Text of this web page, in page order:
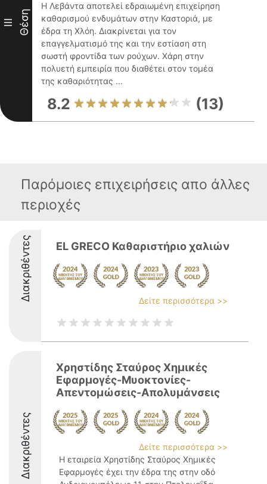
III Θέση
Η Λεβάντα αποτελεί εδραιωμένη επιχείρηση
καθαρισμού ενδυμάτων στην Καστοριά, με
έδρα τη Χλόη. Διακρίνεται για τον
επαγγελματισμό της και την εστίαση στη
σωστή φροντίδα των ρούχων. Χάρη στην
πολυετή εμπειρία που διαθέτει στον τομέα
της καθαριότητας ...
8.2 (13)
Παρόμοιες επιχειρήσεις απο άλλες
περιοχές
Διακριθέντες EL GRECO Καθαριστήριo χαλιών
Δείτε περισσότερα >>
Διακριθέντες
Χρηστίδης Σταύρος Χημικές
Εφαρμογές-Μυοκτονίες-
Απεντομώσεις-Απολυμάνσεις
Δείτε περισσότερα >>
Η εταιρεία Χρηστίδης Σταύρος Χημικές
Εφαρμογές έχει την έδρα της στην οδό